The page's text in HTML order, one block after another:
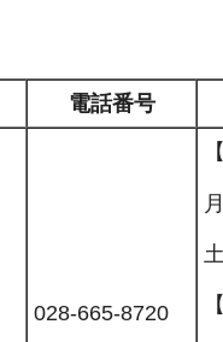
電話番号
028-665-8720